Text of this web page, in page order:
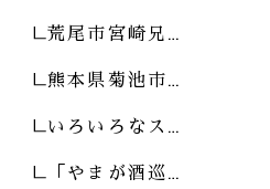
荒尾市宮崎兄…
熊本県菊池市…
いろいろなス…
「やまが酒巡…